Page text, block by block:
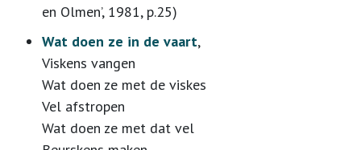
en Olmen’, 1981, p.25)
Wat doen ze in de vaart,
Viskens vangen
Wat doen ze met de viskes
Vel afstropen
Wat doen ze met dat vel